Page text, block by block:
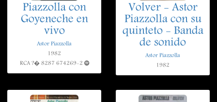
Piazzolla con
Goyeneche en
vivo
Astor Piazzolla
1982
RCA ?� 8287 674269-2
Volver - Astor
Piazzolla con su
quinteto - Banda
de sonido
Astor Piazzolla
1982